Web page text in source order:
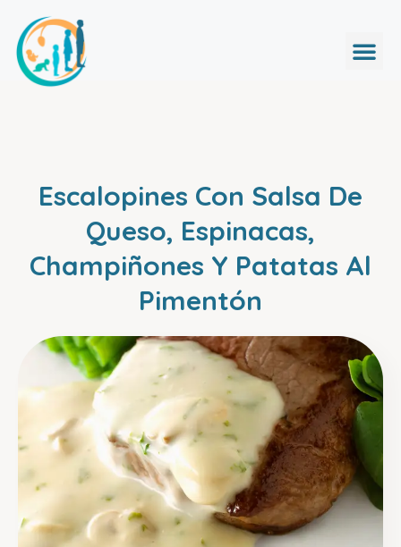
Escalopines Con Salsa De
Queso, Espinacas,
Champiñones Y Patatas Al
Pimentón